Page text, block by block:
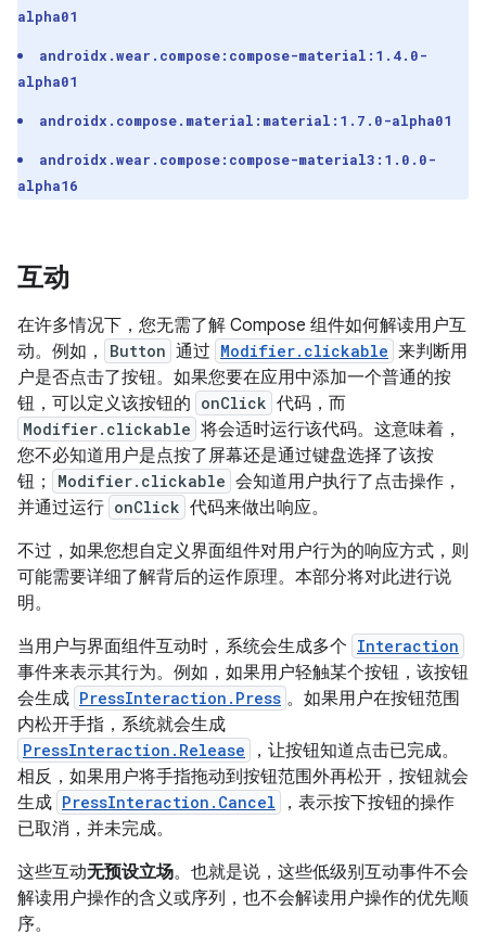
alpha01
androidx.wear.compose:compose-material:1.4.0-
alpha01
androidx.compose.material:material:1.7.0-alpha01
androidx.wear.compose:compose-material3:1.0.0-
alpha16
互动
在许多情况下，您无需了解 Compose 组件如何解读用户互
动。例如，
Button 通过 Modifier.clickable 来判断用
户是否点击了按钮。如果您要在应用中添加一个普通的按
钮，可以定义该按钮的 onClick 代码，而
Modifier.clickable 将会适时运行该代码。这意味着，
您不必知道用户是点按了屏幕还是通过键盘选择了该按
钮；
Modifier.clickable 会知道用户执行了点击操作，
并通过运行 onClick 代码来做出响应。
不过，如果您想自定义界面组件对用户行为的响应方式，则
可能需要详细了解背后的运作原理。本部分将对此进行说
明。
当用户与界面组件互动时，系统会生成多个 Interaction
事件来表示其行为。例如，如果用户轻触某个按钮，该按钮
会生成 PressInteraction.Press 。如果用户在按钮范围
内松开手指，系统就会生成
PressInteraction.Release
，让按钮知道点击已完成。
相反，如果用户将手指拖动到按钮范围外再松开，按钮就会
生成 PressInteraction.Cancel
，表示按下按钮的操作
已取消，并未完成。
这些互动无预设立场。也就是说，这些低级别互动事件不会
解读用户操作的含义或序列，也不会解读用户操作的优先顺
序。